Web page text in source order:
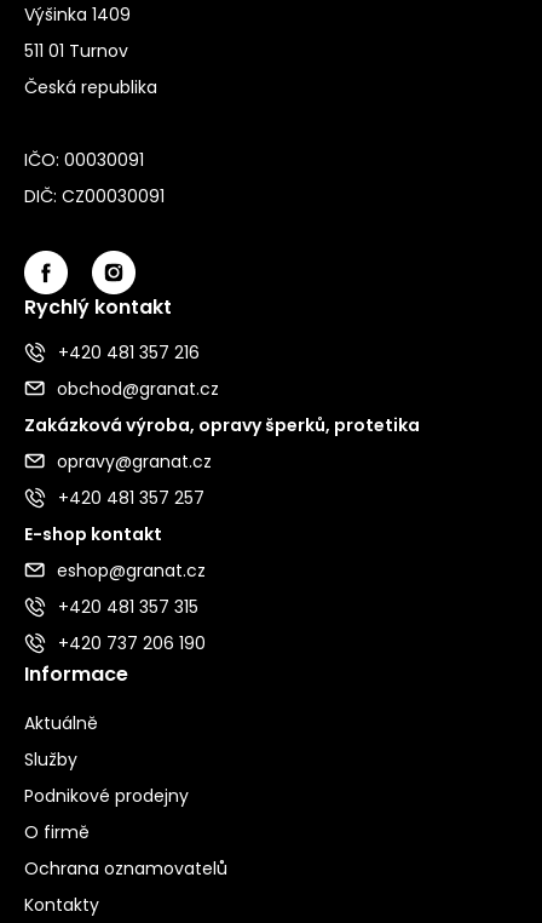
Výšinka 1409
511 01 Turnov
Česká republika
IČO: 00030091
DIČ: CZ00030091
Rychlý kontakt
+420 481 357 216
obchod@granat.cz
Zakázková výroba, opravy šperků, protetika
opravy@granat.cz
+420 481 357 257
E-shop kontakt
eshop@granat.cz
+420 481 357 315
+420 737 206 190
Informace
Aktuálně
Služby
Podnikové prodejny
O firmě
Ochrana oznamovatelů
Kontakty